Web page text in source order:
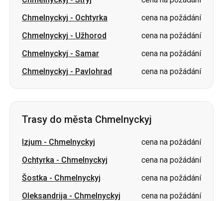
Chmelnyckyj - Ochtyrka
cena na požádání
Chmelnyckyj - Užhorod
cena na požádání
Chmelnyckyj - Samar
cena na požádání
Chmelnyckyj - Pavlohrad cena na požádání
Trasy do města Chmelnyckyj
Izjum - Chmelnyckyj
cena na požádání
Ochtyrka - Chmelnyckyj
cena na požádání
Šostka - Chmelnyckyj
cena na požádání
Oleksandrija - Chmelnyckyj
cena na požádání